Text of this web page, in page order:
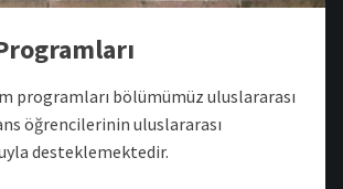
programları bölümümüz uluslararası
öğrencilerinin uluslararası
desteklemektedir.